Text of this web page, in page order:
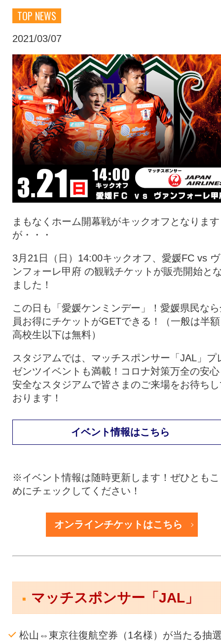
ファンクラブ
トップチーム アカデミー
スポンサー グッズ
特設ページ
TOP NEWS
2021/03/07
まもなくホーム開幕戦がキックオフとなります
が・・・
3月21日（日）14:00キックオフ、愛媛FC vs
ンフォーレ甲府 の観戦チケットが販売開始と
ました！
この日も「愛媛ケンミンデー」！愛媛県民な
員お得にチケットがGETできる！（一般は半
高校生以下は無料）
スタジアムでは、マッチスポンサー「JAL」プ
ゼンツイベントも満載！コロナ対策万全の安
安全なスタジアムで皆さまのご来場をお待ち
おります！
イベント情報はこちら
※イベント情報は随時更新します！ぜひとも
めにチェックしてください！
オンラインチケットはこちら
マッチスポンサー「JAL」
松山⇔東京往復航空券（1名様）が当たる抽